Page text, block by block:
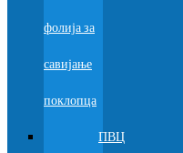
фолија за
савијање
поклопца
ПВЦ